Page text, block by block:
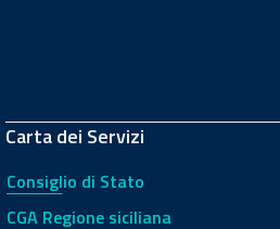
Carta dei Servizi
Consiglio di Stato
CGA Regione siciliana